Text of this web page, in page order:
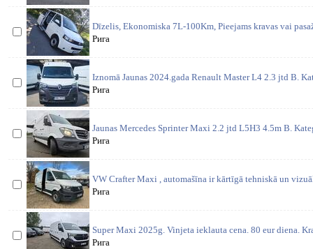
Dīzelis, Ekonomiska 7L-100Km, Pieejams kravas vai
Рига
Iznomā Jaunas 2024.gada Renault Master L4 2.3 jtd B.
Рига
Jaunas Mercedes Sprinter Maxi 2.2 jtd L5H3 4.5m B.
Рига
VW Crafter Maxi , automašīna ir kārtīgā tehniskā un
Рига
Super Maxi 2025g. Vinjeta ieklauta cena. 80 eur diena.
Рига